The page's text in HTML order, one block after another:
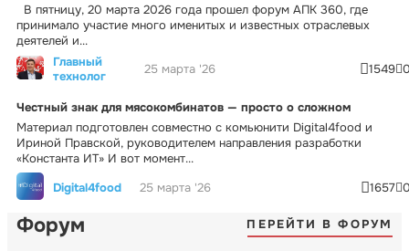
В пятницу, 20 марта 2026 года прошел форум АПК 360, где
принимало участие много именитых и известных отраслевых
деятелей и...
Главный
технолог
25 марта '26 1549
Честный знак для мясокомбинатов — просто о сложном
Материал подготовлен совместно с комьюнити Digital4food и
Ириной Правской, руководителем направления разработки
«Константа ИТ» И вот момент...
Digital4food
25 марта '26 1657
Форум ПЕРЕЙТИ В ФОРУМ